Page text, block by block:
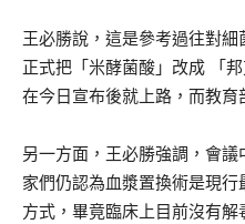
王必勝說，這是參考過往對
正式把「米酵菌酸」改成 「
在今日宣布後就上路，而教育
另一方面，王必勝強調，會
家們仍認為血漿置換術是現
方式，畢竟臨床上目前沒有